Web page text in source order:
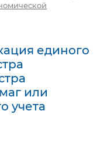
единого
или
учета